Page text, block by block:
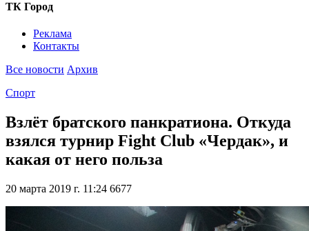
ТК Город
Реклама
Контакты
Все новости Архив
Спорт
Взлёт братского панкратиона. Откуда
взялся турнир Fight Club «Чердак», и
какая от него польза
20 марта 2019 г. 11:24 6677